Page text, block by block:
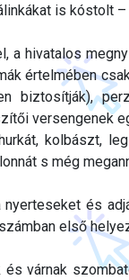
is kóstolt
a hivatalos
értelmében
biztosítják),
versengenek
kolbászt,
s még
és
első
várnak